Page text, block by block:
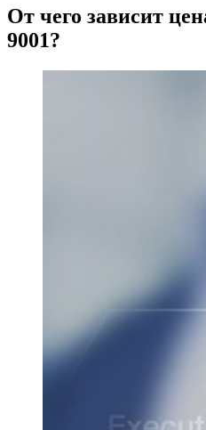
От чего зависит
9001?